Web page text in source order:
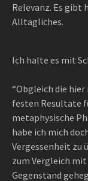
Relevanz. Es gibt
Alltägliches.
Ich halte es mit
“Obgleich die
festen Resultate
metaphysische
habe ich mich
Vergessenheit zu
zum Vergleich
Gegenstand